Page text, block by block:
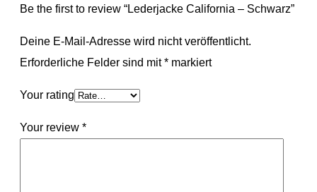
Be the first to review “Lederjacke California – Schwarz”
Deine E-Mail-Adresse wird nicht veröffentlicht.
Erforderliche Felder sind mit* markiert
Your rating
Your review *